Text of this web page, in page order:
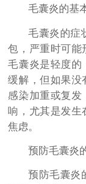
毛囊炎的基
毛囊炎的症
包，严重时可能
毛囊炎是轻度的
缓解，但如果没
感染加重或复发
响，尤其是发生
焦虑。
预防毛囊炎
预防毛囊炎